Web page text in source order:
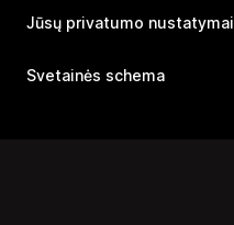
Jūsų privatumo nustatymai
Svetainės schema